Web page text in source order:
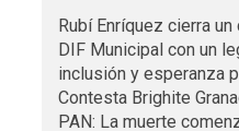
Rubí Enríquez cierra
DIF Municipal con un
inclusión y esperanza
Contesta Brighite
PAN: La muerte